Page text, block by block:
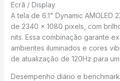
Ecrã / Display
A tela de 6.1" Dynamic AMOLED
de 2340 x 1080 pixels, com
nits. Essa combinação garante
ambientes iluminados e cores
de atualização de 120Hz para
Desempenho diário e